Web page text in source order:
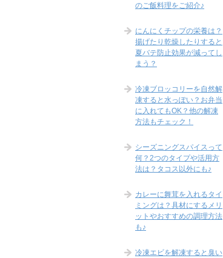
のご飯料理をご紹介♪
にんにくチップの栄養は？
揚げたり乾燥したりすると
夏バテ防止効果が減ってし
まう？
冷凍ブロッコリーを自然解
凍すると水っぽい？お弁当
に入れてもOK？他の解凍
方法もチェック！
シーズニングスパイスって
何？2つのタイプや活用方
法は？タコス以外にも♪
カレーに舞茸を入れるタイ
ミングは？具材にするメリ
ットやおすすめの調理方法
も♪
冷凍エビを解凍すると臭い